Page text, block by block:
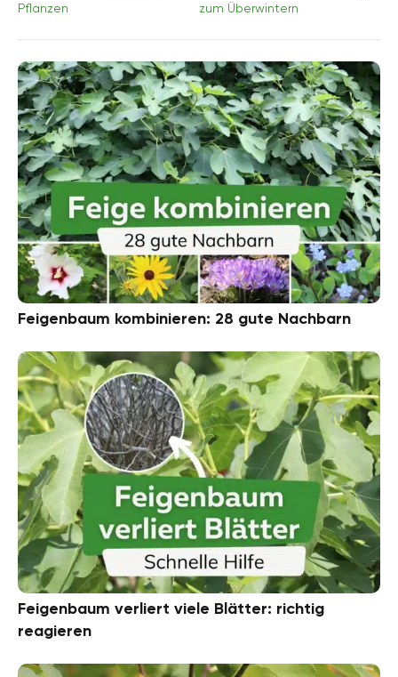
Pflanzen
zum Überwintern
Feigenbaum kombinieren: 28 gute Nachbarn
Feigenbaum verliert viele Blätter: richtig
reagieren